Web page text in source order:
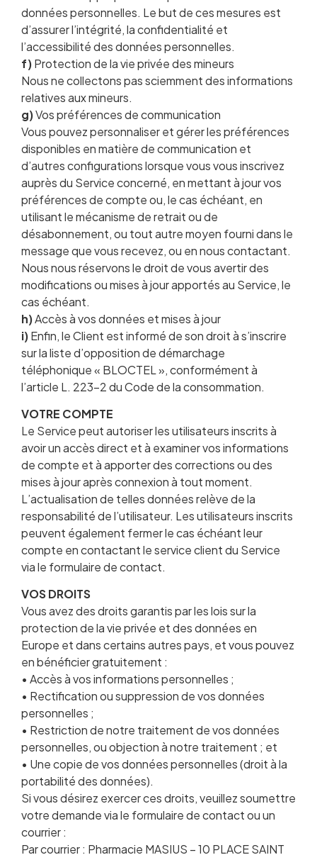
données personnelles. Le but de ces mesures est
d’assurer l’intégrité, la confidentialité et
l’accessibilité des données personnelles.
f)Protection de la vie privée des mineurs
Nous ne collectons pas sciemment des informations
relatives aux mineurs.
g)Vos préférences de communication
Vous pouvez personnaliser et gérer les préférences
disponibles en matière de communication et
d’autres configurations lorsque vous vous inscrivez
auprès du Service concerné, en mettant à jour vos
préférences de compte ou, le cas échéant, en
utilisant le mécanisme de retrait ou de
désabonnement, ou tout autre moyen fourni dans le
message que vous recevez, ou en nous contactant.
Nous nous réservons le droit de vous avertir des
modifications ou mises à jour apportés au Service, le
cas échéant.
h)Accès à vos données et mises à jour
i)Enfin, le Client est informé de son droit à s’inscrire
sur la liste d’opposition de démarchage
téléphonique « BLOCTEL », conformément à
l’article L. 223-2 du Code de la consommation.
VOTRE COMPTE
Le Service peut autoriser les utilisateurs inscrits à
avoir un accès direct et à examiner vos informations
de compte et à apporter des corrections ou des
mises à jour après connexion à tout moment.
L’actualisation de telles données relève de la
responsabilité de l’utilisateur. Les utilisateurs inscrits
peuvent également fermer le cas échéant leur
compte en contactant le service client du Service
via le formulaire de contact.
VOS DROITS
Vous avez des droits garantis par les lois sur la
protection de la vie privée et des données en
Europe et dans certains autres pays, et vous pouvez
en bénéficier gratuitement :
• Accès à vos informations personnelles ;
• Rectification ou suppression de vos données
personnelles ;
• Restriction de notre traitement de vos données
personnelles, ou objection à notre traitement ; et
• Une copie de vos données personnelles (droit à la
portabilité des données).
Si vous désirez exercer ces droits, veuillez soumettre
votre demande via le formulaire de contact ou un
courrier :
Par courrier : Pharmacie MASIUS – 10 PLACE SAINT